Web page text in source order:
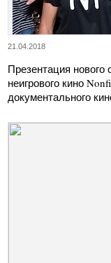
21.04.2018
Презентация нового
неигрового кино
документального